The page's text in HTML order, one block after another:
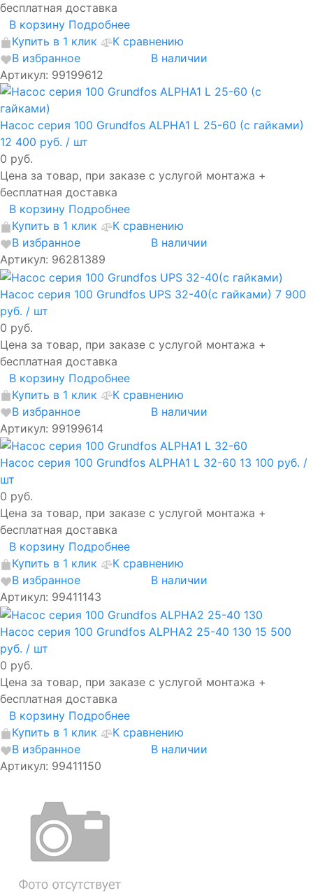
бесплатная доставка
В корзину Подробнее
Купить в 1 клик
К сравнению
В избранное
В наличии
Артикул: 99199612
Насос серия 100 Grundfos ALPHA1 L 25-60 (с гайками)
12 400 руб. / шт
0 руб.
Цена за товар, при заказе с услугой монтажа +
бесплатная доставка
В корзину Подробнее
Купить в 1 клик
К сравнению
В избранное
В наличии
Артикул: 96281389
Насос серия 100 Grundfos UPS 32-40(с гайками) 7 900
руб. / шт
0 руб.
Цена за товар, при заказе с услугой монтажа +
бесплатная доставка
В корзину Подробнее
Купить в 1 клик
К сравнению
В избранное
В наличии
Артикул: 99199614
Насос серия 100 Grundfos ALPHA1 L 32-60 13 100 руб. /
шт
0 руб.
Цена за товар, при заказе с услугой монтажа +
бесплатная доставка
В корзину Подробнее
Купить в 1 клик
К сравнению
В избранное
В наличии
Артикул: 99411143
Насос серия 100 Grundfos ALPHA2 25-40 130 15 500
руб. / шт
0 руб.
Цена за товар, при заказе с услугой монтажа +
бесплатная доставка
В корзину Подробнее
Купить в 1 клик
К сравнению
В избранное
В наличии
Артикул: 99411150